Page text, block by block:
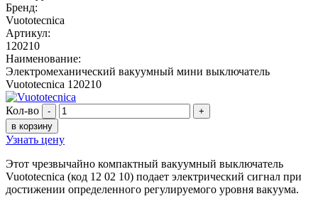
Бренд:
Vuototecnica
Артикул:
120210
Наименование:
Электромеханический вакуумный мини выключатель
Vuototecnica 120210
Кол-во -
+
в корзину
Узнать цену
Этот чрезвычайно компактный вакуумный выключатель
Vuototecnica (код 12 02 10) подает электрический сигнал при
достижении определенного регулируемого уровня вакуума.